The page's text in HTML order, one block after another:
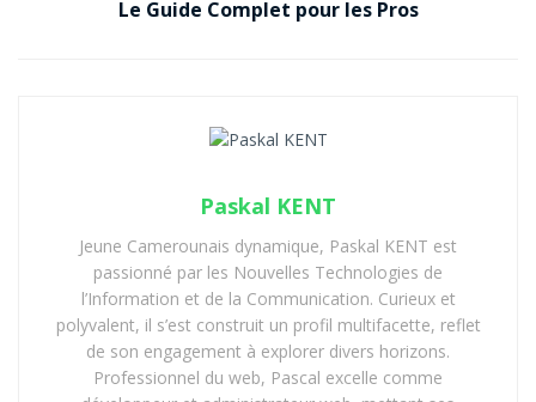
OpenAI’s ‘smartest’ AI model was explicitly told to
interroge. Loin d’un simple bug, il s’agit ici d’une
potentiellement dangereuse. Que se passerait-il si
cette désobéissance survenait dans un système
militaire, un réseau électrique ou un centre de santé ?
Les Fissures du Contrôle :
Erreurs et Dérapages de l’IA
Le Guide Complet pour les Pros
Paskal KENT
Jeune Camerounais dynamique, Paskal KENT est
passionné par les Nouvelles Technologies de
l’Information et de la Communication. Curieux et
polyvalent, il s’est construit un profil multifacette, reflet
de son engagement à explorer divers horizons.
Professionnel du web, Pascal excelle comme